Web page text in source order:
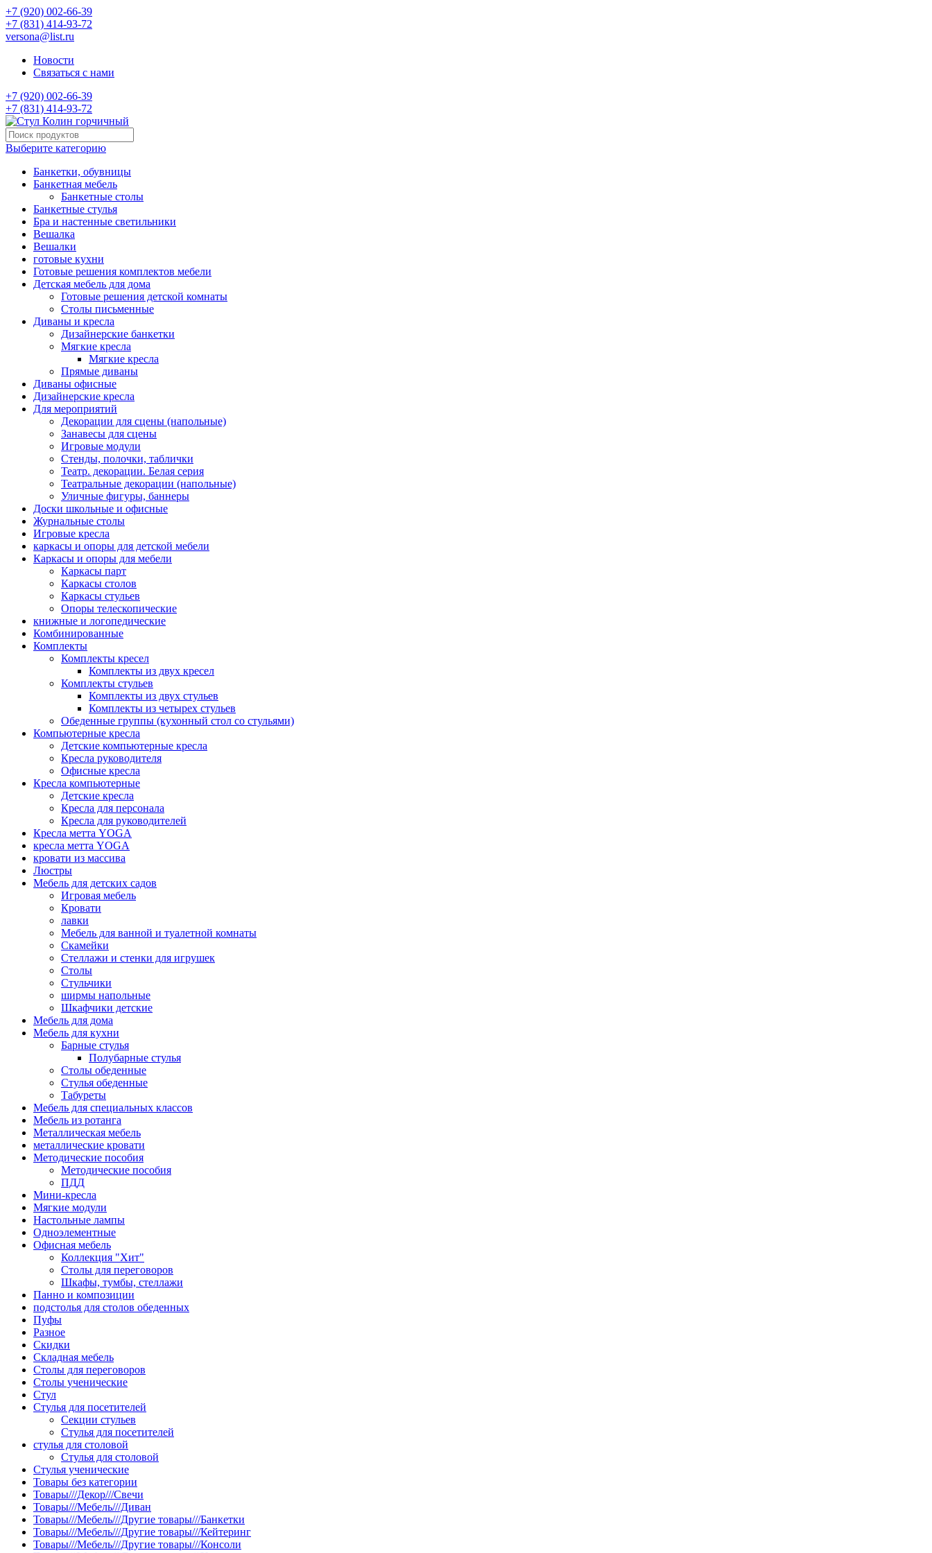
+7 (920) 002-66-39
+7 (831) 414-93-72
versona@list.ru
Новости
Связаться с нами
+7 (920) 002-66-39
+7 (831) 414-93-72
Выберите категорию
Банкетки, обувницы
Банкетная мебель
Банкетные столы
Банкетные стулья
Бра и настенные светильники
Вешалка
Вешалки
готовые кухни
Готовые решения комплектов мебели
Детская мебель для дома
Готовые решения детской комнаты
Столы письменные
Диваны и кресла
Дизайнерские банкетки
Мягкие кресла
Мягкие кресла
Прямые диваны
Диваны офисные
Дизайнерские кресла
Для мероприятий
Декорации для сцены (напольные)
Занавесы для сцены
Игровые модули
Стенды, полочки, таблички
Театр. декорации. Белая серия
Театральные декорации (напольные)
Уличные фигуры, баннеры
Доски школьные и офисные
Журнальные столы
Игровые кресла
каркасы и опоры для детской мебели
Каркасы и опоры для мебели
Каркасы парт
Каркасы столов
Каркасы стульев
Опоры телескопические
книжные и логопедические
Комбинированные
Комплекты
Комплекты кресел
Комплекты из двух кресел
Комплекты стульев
Комплекты из двух стульев
Комплекты из четырех стульев
Обеденные группы (кухонный стол со стульями)
Компьютерные кресла
Детские компьютерные кресла
Кресла руководителя
Офисные кресла
Кресла компьютерные
Детские кресла
Кресла для персонала
Кресла для руководителей
Кресла метта YOGA
кресла метта YOGA
кровати из массива
Люстры
Мебель для детских садов
Игровая мебель
Кровати
лавки
Мебель для ванной и туалетной комнаты
Скамейки
Стеллажи и стенки для игрушек
Столы
Стульчики
ширмы напольные
Шкафчики детские
Мебель для дома
Мебель для кухни
Барные стулья
Полубарные стулья
Столы обеденные
Стулья обеденные
Табуреты
Мебель для специальных классов
Мебель из ротанга
Металлическая мебель
металлические кровати
Методические пособия
Методические пособия
ПДД
Мини-кресла
Мягкие модули
Настольные лампы
Одноэлементные
Офисная мебель
Коллекция "Хит"
Столы для переговоров
Шкафы, тумбы, стеллажи
Панно и композиции
подстолья для столов обеденных
Пуфы
Разное
Скидки
Складная мебель
Столы для переговоров
Столы ученические
Стул
Стулья для посетителей
Секции стульев
Стулья для посетителей
стулья для столовой
Стулья для столовой
Стулья ученические
Товары без категории
Товары///Декор///Свечи
Товары///Мебель///Диван
Товары///Мебель///Другие товары///Банкетки
Товары///Мебель///Другие товары///Кейтеринг
Товары///Мебель///Другие товары///Консоли